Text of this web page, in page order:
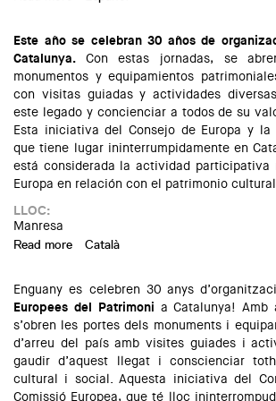
Este año se celebran 30 años de
Catalunya. Con estas jornadas, se
monumentos y equipamientos
con visitas guiadas y actividades
este legado y concienciar a todos de su
Esta iniciativa del Consejo de Europa y la
que tiene lugar ininterrumpidamente en
está considerada la actividad participativa
Europa en relación con el patrimonio
LLOC:
Manresa
Read more about Jornadas Europeas del
Català
Enguany es celebren 30 anys
Europees del Patrimoni a Catalunya! Amb
s’obren les portes dels monuments i
d’arreu del país amb visites guiades i
gaudir d’aquest llegat i conscienciar
cultural i social. Aquesta iniciativa del
Comissió Europea, que té lloc